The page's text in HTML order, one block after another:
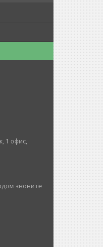
1 офис,
звоните